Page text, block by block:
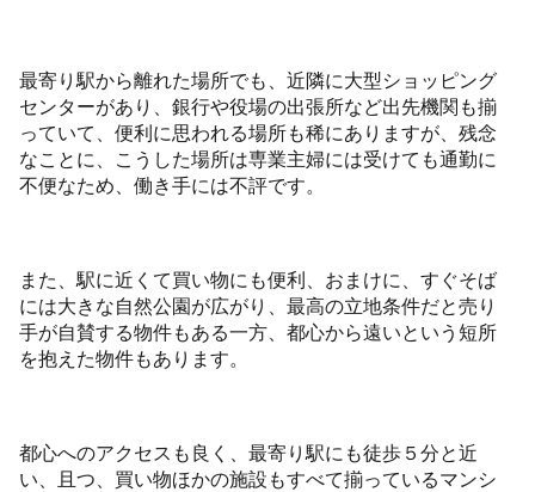
最寄り駅から離れた場所でも、近隣に大型ショッピング
センターがあり、銀行や役場の出張所など出先機関も揃
っていて、便利に思われる場所も稀にありますが、残念
なことに、こうした場所は専業主婦には受けても通勤に
不便なため、働き手には不評です。
また、駅に近くて買い物にも便利、おまけに、すぐそば
には大きな自然公園が広がり、最高の立地条件だと売り
手が自賛する物件もある一方、都心から遠いという短所
を抱えた物件もあります。
都心へのアクセスも良く、最寄り駅にも徒歩５分と近
い、且つ、買い物ほかの施設もすべて揃っているマンシ